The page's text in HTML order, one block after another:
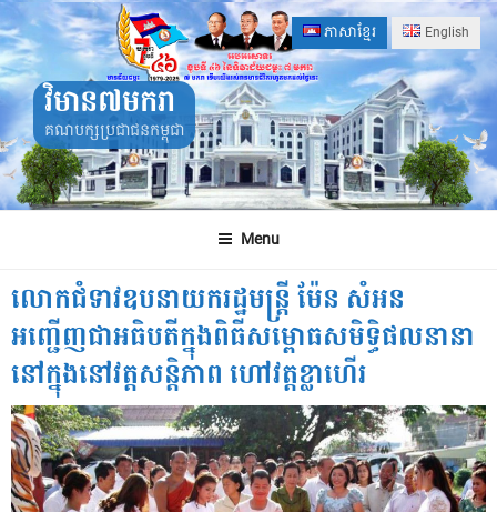
Skip
to
content
ភាសាខ្មែរ English
វិមាន៧មករា
គណបក្សប្រជាជនកម្ពុជា
Menu
លោកជំទាវឧបនាយករដ្ឋមន្ត្រី ម៉ែន សំអន
អញ្ជើញជាអធិបតីក្នុងពិធីសម្ពោធសមិទ្ធិផលនានា
នៅក្នុងនៅវត្តសន្តិភាព ហៅវត្តខ្លាហើរ